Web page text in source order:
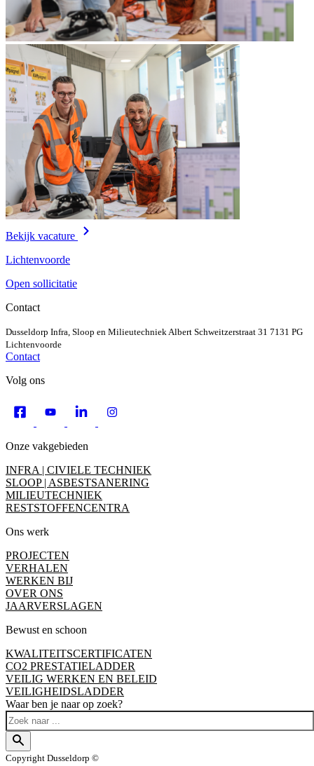
Bekijk vacature
Lichtenvoorde
Open sollicitatie
Contact
Dusseldorp Infra, Sloop en MilieutechniekAlbert Schweitzerstraat 31 7131 PG
Lichtenvoorde
Contact
Volg ons
Onze vakgebieden
INFRA | CIVIELE TECHNIEK
SLOOP | ASBESTSANERING
MILIEUTECHNIEK
RESTSTOFFENCENTRA
Ons werk
PROJECTEN
VERHALEN
WERKEN BIJ
OVER ONS
JAARVERSLAGEN
Bewust en schoon
KWALITEITSCERTIFICATEN
CO2 PRESTATIELADDER
VEILIG WERKEN EN BELEID
VEILIGHEIDSLADDER
Waar ben je naar op zoek?
Copyright Dusseldorp ©